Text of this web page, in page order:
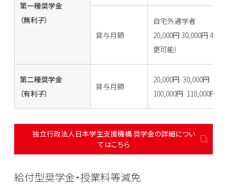
第一種奨学金
（無利子）
貸与月額
自宅外通学者
20,000円 30,000円
更可能）
第二種奨学金
（有利子）
貸与月額
20,000円 30,000円
100,000円 110,000円
独立行政法人日本学生支援機構 奨学金の詳細につい
てはこちら
給付型奨学金・授業料等減免